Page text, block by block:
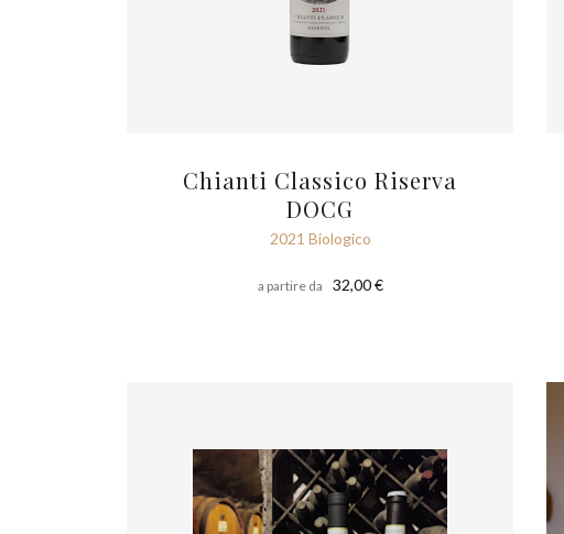
Chianti Classico Riserva
DOCG
2021 Biologico
a partire da 32,00 €